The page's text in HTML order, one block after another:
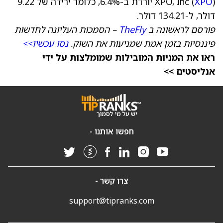
דולר, ל-134.21 דולר.
פורסם לראשונה בTheFly – הסמכות העליונה לחדשות
פיננסיות בזמן אמת שמניעות את השוק.נסו עכשיו>>
ראו את המניות המובילות שמומלצות על ידי
אנליסטים >>
חפשו אותנו -
צרו קשר -
support@tipranks.com